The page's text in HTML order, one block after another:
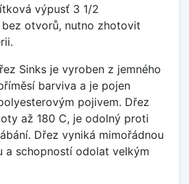
výpusť 3 1/2
otvorů, nutno zhotovit
Sinks je vyroben z jemného
barviva a je pojen
pojivem. Dřez
až 180 C, je odolný proti
Dřez vyniká mimořádnou
a schopností odolat velkým